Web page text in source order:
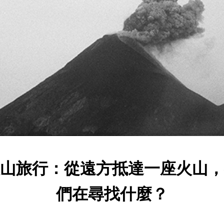
旅行：從遠方抵達一座火山
們在尋找什麼？